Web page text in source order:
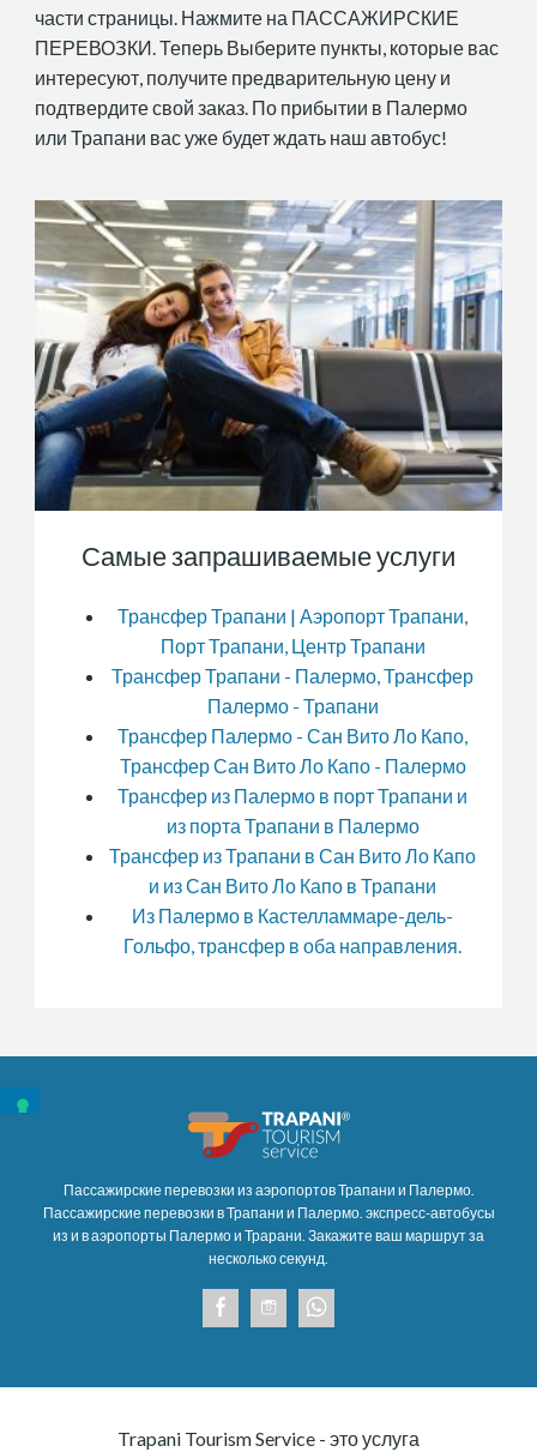
части страницы. Нажмите на ПАССАЖИРСКИЕ
ПЕРЕВОЗКИ. Теперь Выберите пункты, которые вас
интересуют, получите предварительную цену и
подтвердите свой заказ. По прибытии в Палермо
или Трапани вас уже будет ждать наш автобус!
Самые запрашиваемые услуги
Трансфер Трапани | Аэропорт Трапани,
Порт Трапани, Центр Трапани
Трансфер Трапани - Палермо, Трансфер
Палермо - Трапани
Трансфер Палермо - Сан Вито Ло Капо,
Трансфер Сан Вито Ло Капо - Палермо
Трансфер из Палермо в порт Трапани и
из порта Трапани в Палермо
Трансфер из Трапани в Сан Вито Ло Капо
и из Сан Вито Ло Капо в Трапани
Из Палермо в Кастелламмаре-дель-
Гольфо, трансфер в оба направления.
Пассажирские перевозки из аэропортов Трапани и Палермо.
Пассажирские перевозки в Трапани и Палермо. экспресс-автобусы
из и в аэропорты Палермо и Трарани. Закажите ваш маршрут за
несколько секунд.
Trapani Tourism Service - это услуга